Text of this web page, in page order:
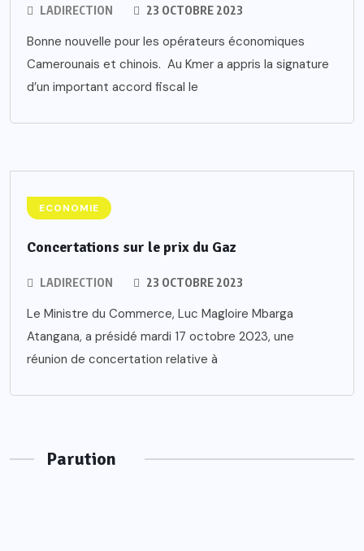
LADIRECTION 23 OCTOBRE 2023
Bonne nouvelle pour les opérateurs économiques
Camerounais et chinois. Au Kmer a appris la signature
d’un important accord fiscal le
ECONOMIE
Concertations sur le prix du Gaz
LADIRECTION 23 OCTOBRE 2023
Le Ministre du Commerce, Luc Magloire Mbarga
Atangana, a présidé mardi 17 octobre 2023, une
réunion de concertation relative à
Parution